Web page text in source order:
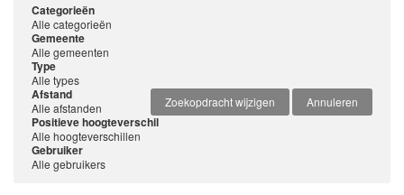
Categorieën
Alle categorieën
Gemeente
Alle gemeenten
Type
Alle types
Zoekopdracht wijzigen
Annuleren
Afstand
Alle afstanden
Positieve hoogteverschil
Alle hoogteverschillen
Gebruiker
Alle gebruikers